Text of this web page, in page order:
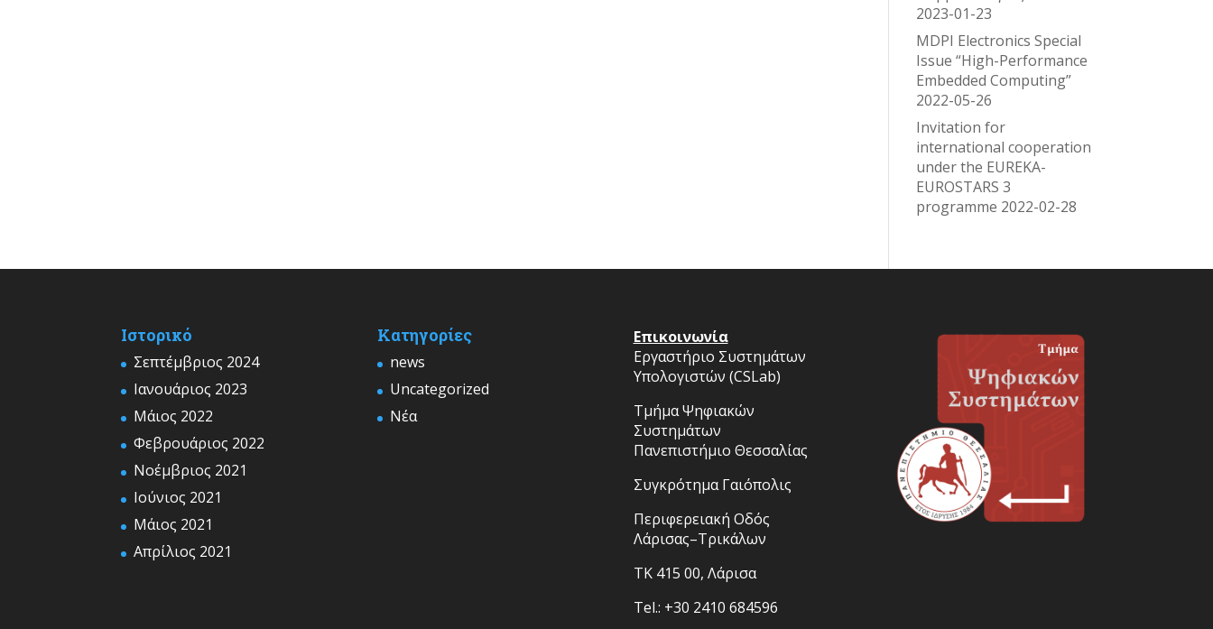
2023-01-23
MDPI Electronics Special
Issue “High-Performance
Embedded Computing”
2022-05-26
Invitation for
international cooperation
under the EUREKA-
EUROSTARS 3
programme 2022-02-28
Ιστορικό
Σεπτέμβριος 2024
Ιανουάριος 2023
Μάιος 2022
Φεβρουάριος 2022
Νοέμβριος 2021
Ιούνιος 2021
Μάιος 2021
Απρίλιος 2021
Kατηγορίες
news
Uncategorized
Νέα
Επικοινωνία
Εργαστήριο Συστημάτων
Υπολογιστών (CSLab)
Τμήμα Ψηφιακών
Συστημάτων
Πανεπιστήμιο Θεσσαλίας
Συγκρότημα Γαιόπολις
Περιφερειακή Οδός
Λάρισας–Τρικάλων
ΤΚ 415 00, Λάρισα
Tel.: +30 2410 684596